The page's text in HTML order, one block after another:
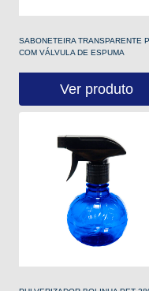
SABONETEIRA TRANSPARENTE
COM VÁLVULA DE ESPUMA
Ver produto